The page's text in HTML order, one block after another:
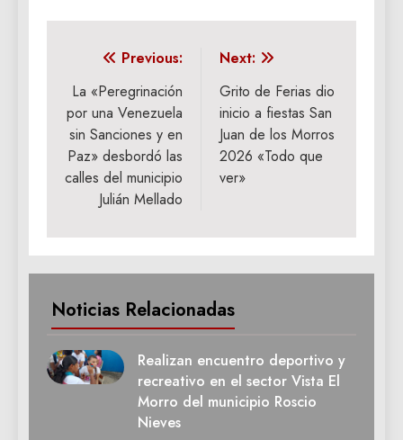
Navegación
de
entradas
Previous:
La «Peregrinación
por una Venezuela
sin Sanciones y en
Paz» desbordó las
calles del municipio
Julián Mellado
Next:
Grito de Ferias dio
inicio a fiestas San
Juan de los Morros
2026 «Todo que
ver»
Noticias Relacionadas
Realizan encuentro deportivo y
recreativo en el sector Vista El
Morro del municipio Roscio
Nieves